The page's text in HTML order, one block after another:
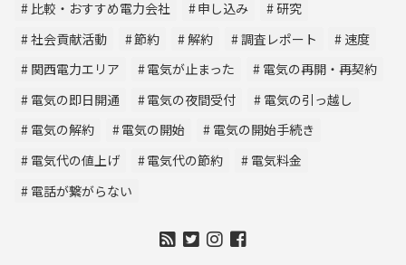
比較・おすすめ電力会社
申し込み
研究
社会貢献活動
節約 解約 調査レポート
速度
関西電力エリア
電気が止まった
電気の再開・再契約
電気の即日開通
電気の夜間受付
電気の引っ越し
電気の解約
電気の開始
電気の開始手続き
電気代の値上げ
電気代の節約
電気料金
電話が繋がらない